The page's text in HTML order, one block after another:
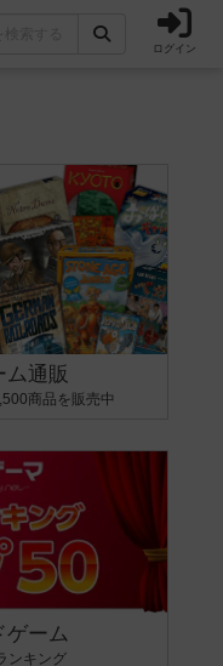
ログイン
ーム
ム通販
商品を販売中
ゲーム
ンキング